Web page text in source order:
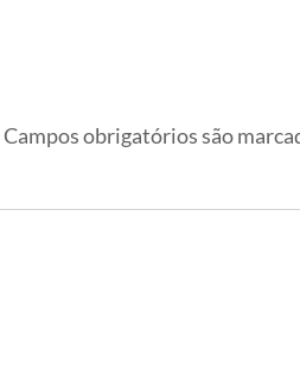
Campos obrigatórios são